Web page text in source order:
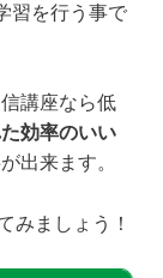
習を行う事で
講座なら低
効率のいい
出来ます。
みましょう！